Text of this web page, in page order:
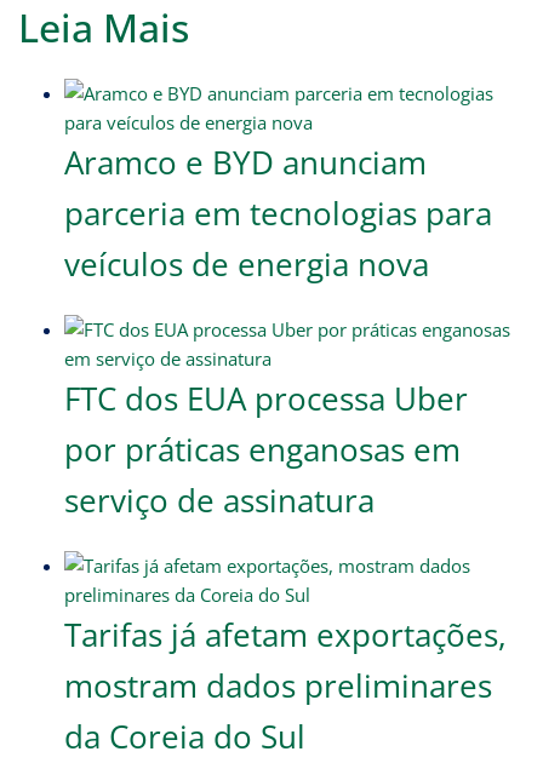
Leia Mais
Aramco e BYD anunciam
parceria em tecnologias para
veículos de energia nova
FTC dos EUA processa Uber
por práticas enganosas em
serviço de assinatura
Tarifas já afetam exportações,
mostram dados preliminares
da Coreia do Sul